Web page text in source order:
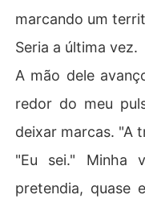
marcando um
Seria a última vez.
A mão dele
redor do meu
deixar marcas. "A
"Eu sei." Minha
pretendia, quase